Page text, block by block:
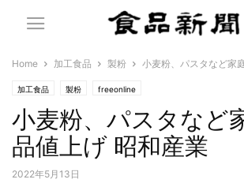
Home 加工食品 製粉 小麦粉、パスタなど家
加工食品 製粉 freeonline
小麦粉、パスタなど
品値上げ 昭和産業
2022年5月13日